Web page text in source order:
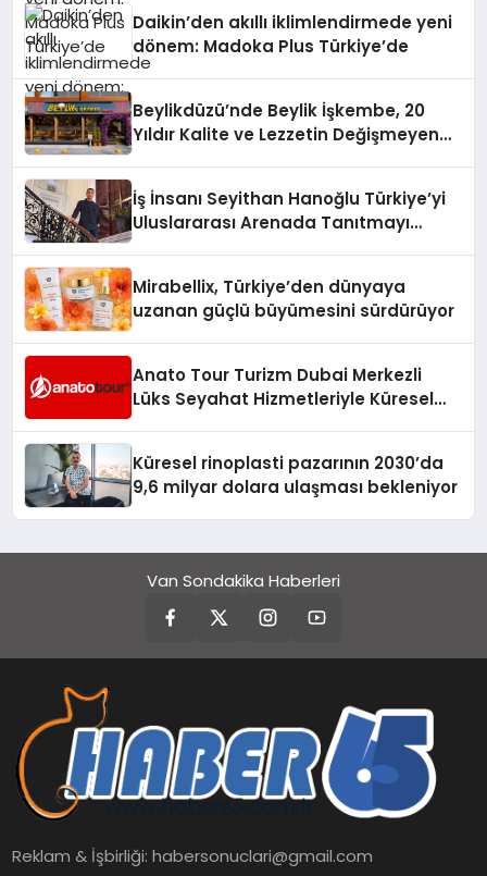
Daikin’den akıllı iklimlendirmede yeni
dönem: Madoka Plus Türkiye’de
Beylikdüzü’nde Beylik İşkembe, 20
Yıldır Kalite ve Lezzetin Değişmeyen
İş İnsanı Seyithan Hanoğlu Türkiye’yi
Uluslararası Arenada Tanıtmayı
Mirabellix, Türkiye’den dünyaya
uzanan güçlü büyümesini sürdürüyor
Anato Tour Turizm Dubai Merkezli
Lüks Seyahat Hizmetleriyle Küresel
Küresel rinoplasti pazarının 2030’da
9,6 milyar dolara ulaşması bekleniyor
Van Sondakika Haberleri
Reklam & İşbirliği:habersonuclari@gmail.com